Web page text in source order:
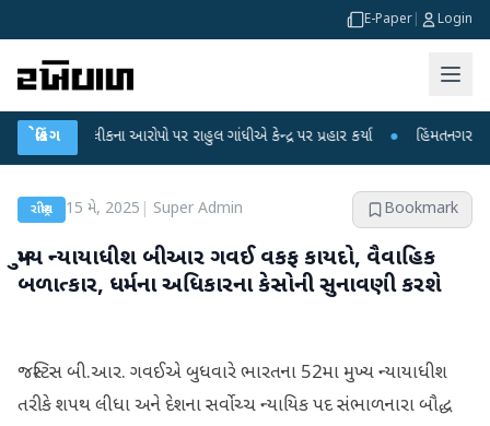
E-Paper Login
બ્રેકિંગ
લીકના આરોપો પર રાહુલ ગાંધીએ કેન્દ્ર પર પ્રહાર કર્યા ● હિંમતનગરમાં રહસ્યમય
રાષ્ટ્રીય 15 મે, 2025 Super Admin Bookmark
મુખ્ય ન્યાયાધીશ બીઆર ગવઈ વકફ કાયદો, વૈવાહિક
બળાત્કાર, ધર્મના અધિકારના કેસોની સુનાવણી કરશે
જસ્ટિસ બી.આર. ગવઈએ બુધવારે ભારતના 52મા મુખ્ય ન્યાયાધીશ
તરીકે શપથ લીધા અને દેશના સર્વોચ્ચ ન્યાયિક પદ સંભાળનારા બૌદ્ધ